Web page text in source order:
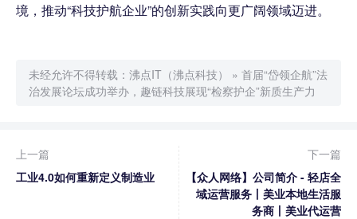
境，推动“科技护航企业”的创新实践向更广阔领域迈进。
未经允许不得转载： 沸点IT（沸点科技） » 首届“岱领企航”法
治发展论坛成功举办，趣链科技展现“检察护企”新质生产力
上一篇
工业4.0如何重新定义制造业
下一篇
【众人网络】公司简介 - 轻店全
域运营服务丨美业本地生活服
务商丨美业代运营